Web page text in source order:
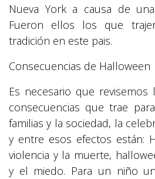
Nueva York a causa de
Fueron ellos los que
tradición en este pais.
Consecuencias de Halloween
Es necesario que revisemos
consecuencias que trae
familias y la sociedad, la
y entre esos efectos están:
violencia y la muerte,
y el miedo. Para un niño